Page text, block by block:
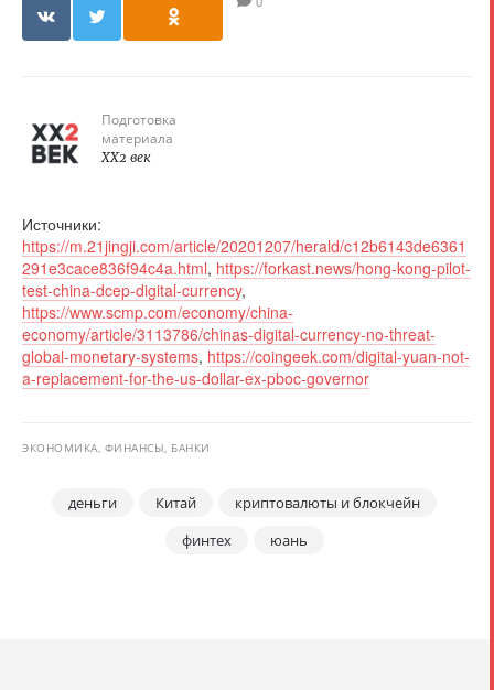
Подготовка
материала
XX2 век
Источники:
https://m.21jingji.com/article/20201207/herald/c12b6143de6361
291e3cace836f94c4a.html, https://forkast.news/hong-kong-pilot-
test-china-dcep-digital-currency,
https://www.scmp.com/economy/china-
economy/article/3113786/chinas-digital-currency-no-threat-
global-monetary-systems, https://coingeek.com/digital-yuan-not-
a-replacement-for-the-us-dollar-ex-pboc-governor
ЭКОНОМИКА, ФИНАНСЫ, БАНКИ
деньги Китай
криптовалюты и блокчейн
финтех
юань